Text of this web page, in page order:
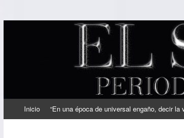
EL SINDICAL
Periodismo Inteligente
al
Inicio “En una época de universal engaño, decir